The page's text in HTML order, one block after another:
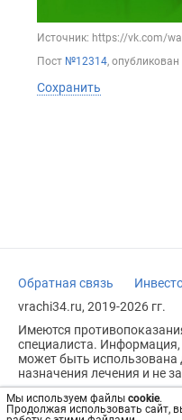
Мы используем файлы cookie.
Продолжая использовать сайт,
Источник: https://vk.com/
Пост №12314, опубликован
Сохранить
Обратная связь
vrachi34.ru, 2019-2026 гг.
Имеются
специалиста. Информация,
может быть использована
назначения лечения и не
Возрастное ограничение: